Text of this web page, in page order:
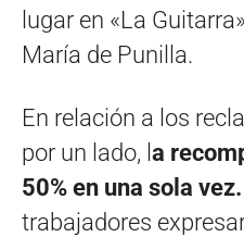
lugar en «La
María de Punilla.
En relación a los
por un lado, l a
50% en una sola vez.
trabajadores